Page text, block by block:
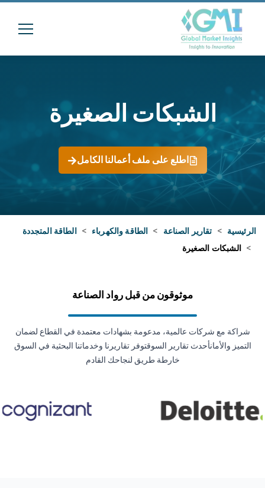
الشبكات الصغيرة
اطلع على ملف أعمالنا الكامل
الرئيسية > تقارير الصناعة > الطاقة والكهرباء > الطاقة المتجددة
> الشبكات الصغيرة
موثوقون من قبل رواد الصناعة
شراكة مع شركات عالمية، مدعومة بشهادات معتمدة في القطاع لضمان
التميز والأمانأحدث تقارير السوقتوفر تقاريرنا وخدماتنا البحثية في السوق
خارطة طريق لنجاحك القادم